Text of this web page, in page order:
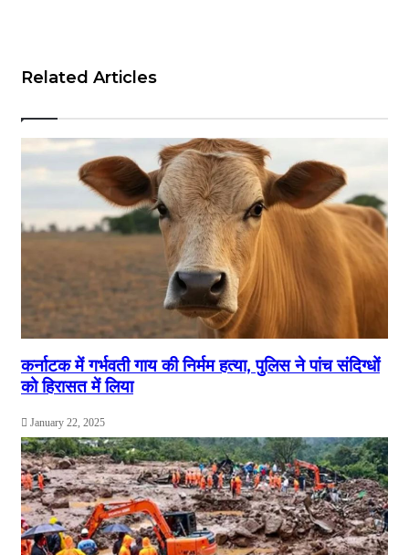
Related Articles
कर्नाटक में गर्भवती गाय की निर्मम हत्या, पुलिस ने पांच संदिग्धों
को हिरासत में लिया
January 22, 2025